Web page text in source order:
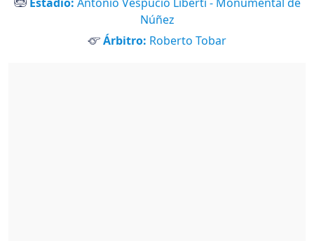
Núñez
Árbitro: Roberto Tobar